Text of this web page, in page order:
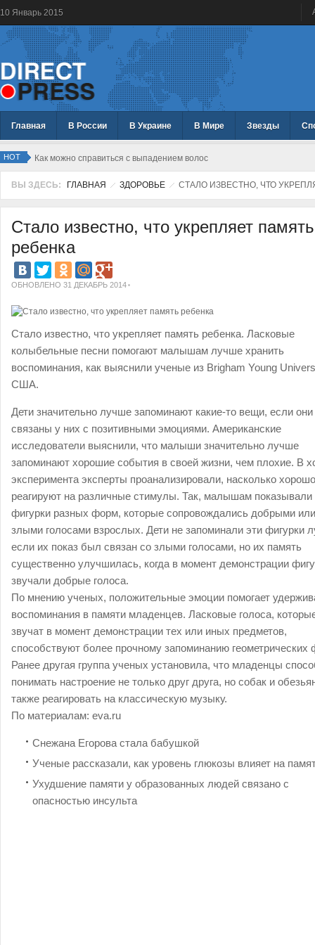
10 Январь 2015
Главная В России В Украине В Мире Звезды
HOT Как можно справиться с выпадением волос
ВЫ ЗДЕСЬ: ГЛАВНАЯ ЗДОРОВЬЕ СТАЛО ИЗВЕСТНО, ЧТО
Стало известно, что укрепляет память
ребенка
ОБНОВЛЕНО 31 ДЕКАБРЬ 2014
Стало известно, что укрепляет память ребенка. Ласковые
колыбельные песни помогают малышам лучше хранить
воспоминания, как выяснили ученые из Brigham Young
США.
Дети значительно лучше запоминают какие-то вещи, если они
связаны у них с позитивными эмоциями. Американские
исследователи выяснили, что малыши значительно лучше
запоминают хорошие события в своей жизни, чем плохие. В
эксперимента эксперты проанализировали, насколько
реагируют на различные стимулы. Так, малышам показывали
фигурки разных форм, которые сопровождались добрыми или
злыми голосами взрослых. Дети не запоминали эти фигурки
если их показ был связан со злыми голосами, но их память
существенно улучшилась, когда в момент демонстрации
звучали добрые голоса.
По мнению ученых, положительные эмоции помогает
воспоминания в памяти младенцев. Ласковые голоса,
звучат в момент демонстрации тех или иных предметов,
способствуют более прочному запоминанию геометрических
Ранее другая группа ученых установила, что младенцы
понимать настроение не только друг друга, но собак и
также реагировать на классическую музыку.
По материалам: eva.ru
Снежана Егорова стала бабушкой
Ученые рассказали, как уровень глюкозы влияет на
Ухудшение памяти у образованных людей связано с
опасностью инсульта